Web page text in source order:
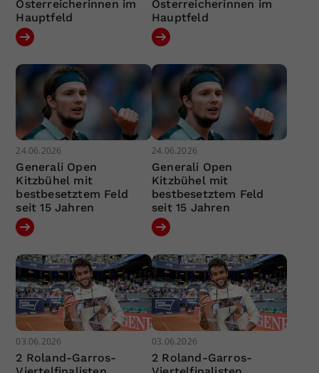
Österreicherinnen im
Hauptfeld
Österreicherinnen im
Hauptfeld
24.06.2026
Generali Open
Kitzbühel mit
bestbesetztem Feld
seit 15 Jahren
24.06.2026
Generali Open
Kitzbühel mit
bestbesetztem Feld
seit 15 Jahren
03.06.2026
2 Roland-Garros-
03.06.2026
2 Roland-Garros-